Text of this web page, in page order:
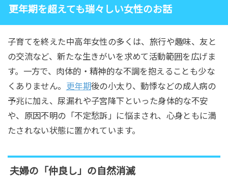
更年期を超えても瑞々しい女性のお話
子育てを終えた中高年女性の多くは、旅行や趣味、友と
の交流など、新たな生きがいを求めて活動範囲を広げま
す。一方で、肉体的・精神的な不調を抱えることも少な
くありません。 更年期後の小太り、動悸などの成人病の
予兆に加え、尿漏れや子宮降下といった身体的な不安
や、原因不明の「不定愁訴」に悩まされ、心身ともに満
たされない状態に置かれています。
夫婦の「仲良し」の自然消滅